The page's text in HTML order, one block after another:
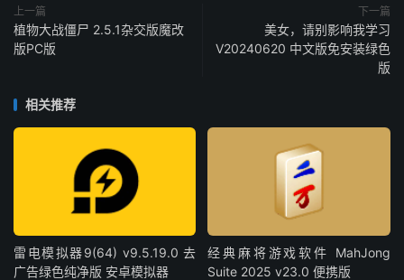
上一篇
植物大战僵尸 2.5.1杂交版魔改
版PC版
下一篇
美女，请别影响我学习
V20240620 中文版免安装绿色
版
相关推荐
雷电模拟器9(64) v9.5.19.0 去
广告绿色纯净版 安卓模拟器
经典麻将游戏软件 MahJong
Suite 2025 v23.0 便携版